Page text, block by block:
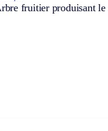
fruitier produisant le